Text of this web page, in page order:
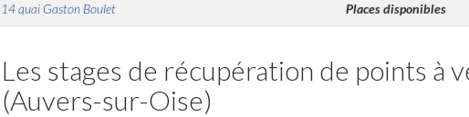
14 quai Gaston Boulet
Places disponibles
Les stages de récupération de points à
(Auvers-sur-Oise)